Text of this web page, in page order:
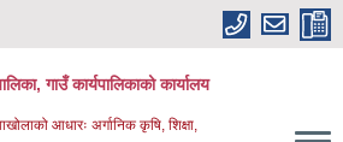
गाउँ कार्यपालिकाको कार्यालय
आधारः अर्गानिक कृषि, शिक्षा,